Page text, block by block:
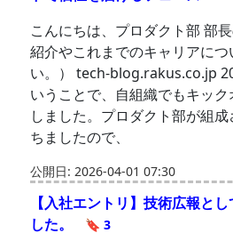
こんにちは、プロダクト部 部
紹介やこれまでのキャリアに
い。） tech-blog.rakus.co.jp
いうことで、自組織でもキッ
しました。プロダクト部が組
ちましたので、
公開日: 2026-04-01 07:30
【入社エントリ】技術広報と
した。
🔖 3